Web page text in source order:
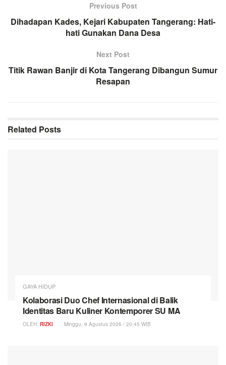
Previous Post
Dihadapan Kades, Kejari Kabupaten Tangerang: Hati-
hati Gunakan Dana Desa
Next Post
Titik Rawan Banjir di Kota Tangerang Dibangun Sumur
Resapan
Related Posts
GAYA HIDUP
Kolaborasi Duo Chef Internasional di Balik
Identitas Baru Kuliner Kontemporer SU MA
OLEH: RIZKI Minggu, 9 Agustus 2026 / 20:45 WIB